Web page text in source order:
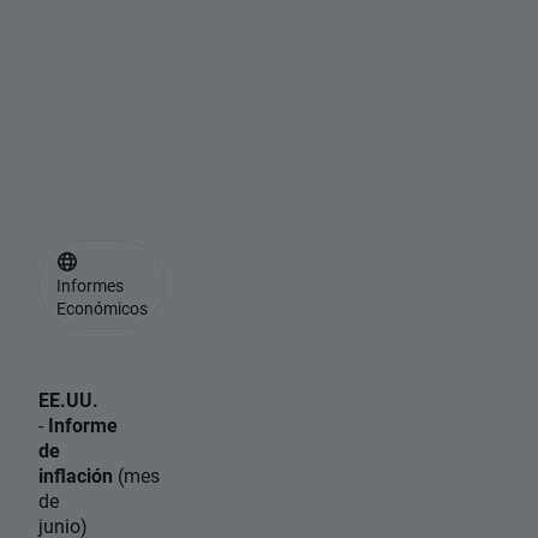
EE.UU.
- Informe
de
inflación (mes
de
junio)
Informes
Económicos